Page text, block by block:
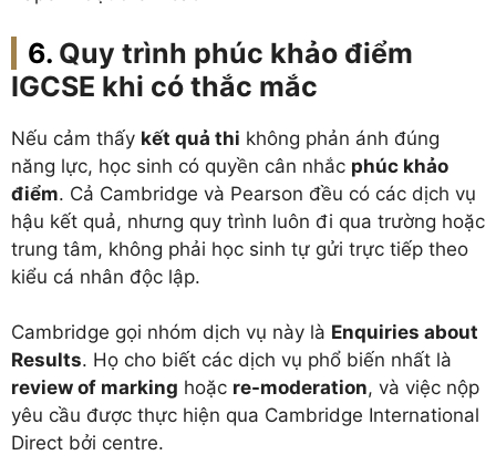
Quy trình phúc khảo điểm
IGCSE khi có thắc mắc
Nếu cảm thấy kết quả thi không phản ánh đúng
năng lực, học sinh có quyền cân nhắc phúc khảo
điểm. Cả Cambridge và Pearson đều có các dịch vụ
hậu kết quả, nhưng quy trình luôn đi qua trường hoặc
trung tâm, không phải học sinh tự gửi trực tiếp theo
kiểu cá nhân độc lập.
Cambridge gọi nhóm dịch vụ này là Enquiries about
Results. Họ cho biết các dịch vụ phổ biến nhất là
review of marking hoặc re-moderation, và việc nộp
yêu cầu được thực hiện qua Cambridge International
Direct bởi centre.